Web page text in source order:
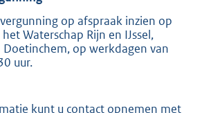
op afspraak inzien op
Waterschap Rijn en IJssel,
Doetinchem, op werkdagen van
uur.
kunt u contact opnemen met